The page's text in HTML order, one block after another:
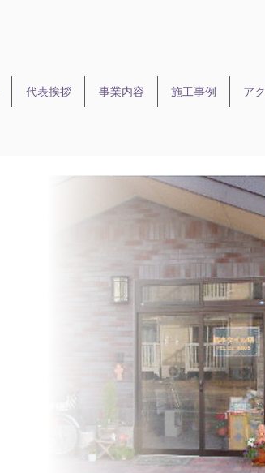
代表挨拶 事業内容 施工事例 ア